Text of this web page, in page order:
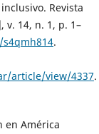
Revista
14, n. 1, p. 1–
.
article/view/4337.
en América